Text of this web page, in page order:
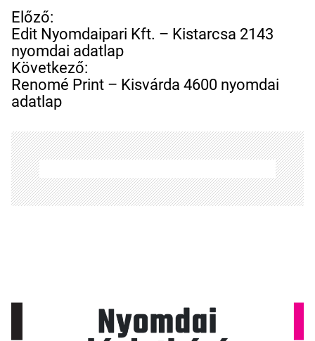
B
e
j
e
g
y
z
é
s
n
a
v
ó
Előző:
Edit Nyomdaipari Kft. – Kistarcsa 2143
nyomdai adatlap
Következő:
Renomé Print – Kisvárda 4600 nyomdai
adatlap